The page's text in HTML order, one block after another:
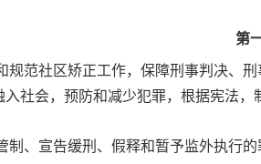
第
规范社区矫正工作，保障刑事判决、
社会，预防和减少犯罪，根据宪法，
制、宣告缓刑、假释和暂予监外执行